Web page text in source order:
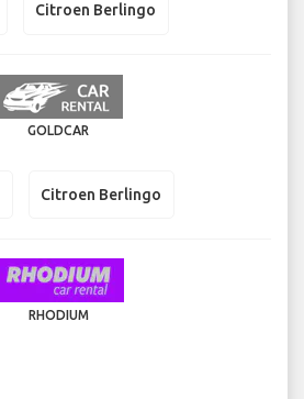
Citroen Berlingo
GOLDCAR
Citroen Berlingo
RHODIUM